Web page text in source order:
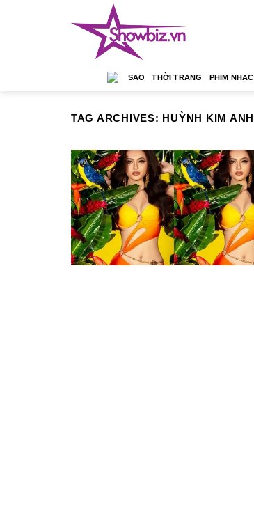
SAO THỜI TRANG PHIM NHẠC
TAG ARCHIVES: HUỲNH KIM ANH